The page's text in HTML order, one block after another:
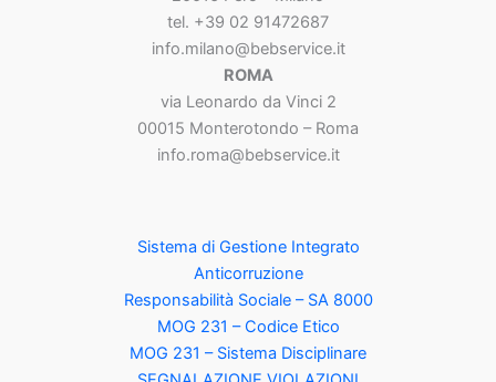
tel. +39 02 91472687
info.milano@bebservice.it
ROMA
via Leonardo da Vinci 2
00015 Monterotondo – Roma
info.roma@bebservice.it
Sistema di Gestione Integrato
Anticorruzione
Responsabilità Sociale – SA 8000
MOG 231 – Codice Etico
MOG 231 – Sistema Disciplinare